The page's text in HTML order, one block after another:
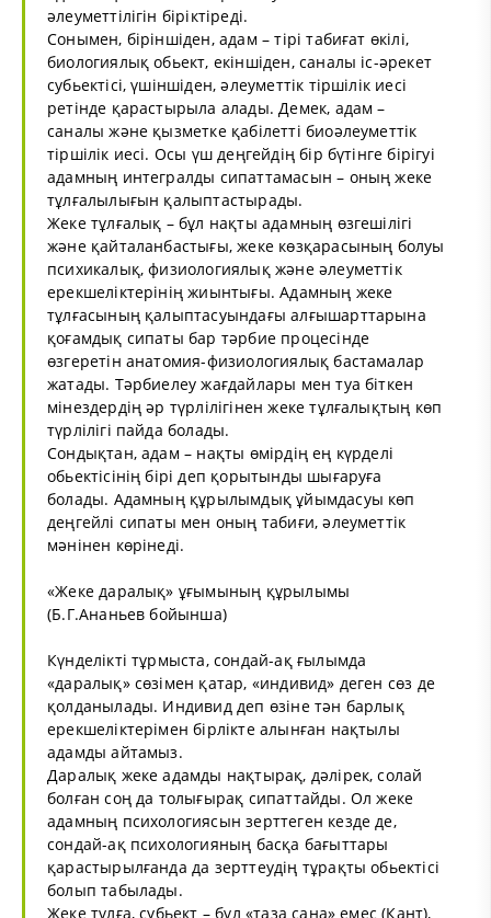
әлеуметтілігін біріктіреді.
Сонымен, біріншіден, адам – тірі табиғат өкілі,
биологиялық обьект, екіншіден, саналы іс-әрекет
субьектісі, үшіншіден, әлеуметтік тіршілік иесі
ретінде қарастырыла алады. Демек, адам –
саналы және қызметке қабілетті биоәлеуметтік
тіршілік иесі. Осы үш деңгейдің бір бүтінге бірігуі
адамның интегралды сипаттамасын – оның жеке
тұлғалылығын қалыптастырады.
Жеке тұлғалық – бұл нақты адамның өзгешілігі
және қайталанбастығы, жеке көзқарасының болуы
психикалық, физиологиялық және әлеуметтік
ерекшеліктерінің жиынтығы. Адамның жеке
тұлғасының қалыптасуындағы алғышарттарына
қоғамдық сипаты бар тәрбие процесінде
өзгеретін анатомия-физиологиялық бастамалар
жатады. Тәрбиелеу жағдайлары мен туа біткен
мінездердің әр түрлілігінен жеке тұлғалықтың көп
түрлілігі пайда болады.
Сондықтан, адам – нақты өмірдің ең күрделі
обьектісінің бірі деп қорытынды шығаруға
болады. Адамның құрылымдық ұйымдасуы көп
деңгейлі сипаты мен оның табиғи, әлеуметтік
мәнінен көрінеді.
«Жеке даралық» ұғымының құрылымы
(Б.Г.Ананьев бойынша)
Күнделікті тұрмыста, сондай-ақ ғылымда
«даралық» сөзімен қатар, «индивид» деген сөз де
қолданылады. Индивид деп өзіне тән барлық
ерекшеліктерімен бірлікте алынған нақтылы
адамды айтамыз.
Даралық жеке адамды нақтырақ, дәлірек, солай
болған соң да толығырақ сипаттайды. Ол жеке
адамның психологиясын зерттеген кезде де,
сондай-ақ психологияның басқа бағыттары
қарастырылғанда да зерттеудің тұрақты обьектісі
болып табылады.
Жеке тұлға, субьект – бұл «таза сана» емес (Кант),